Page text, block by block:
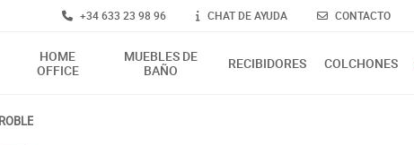
+34 633 23 98 96 CHAT DE AYUDA CONTACTO
HOME
OFFICE
MUEBLES DE
BAÑO
RECIBIDORES COLCHONES